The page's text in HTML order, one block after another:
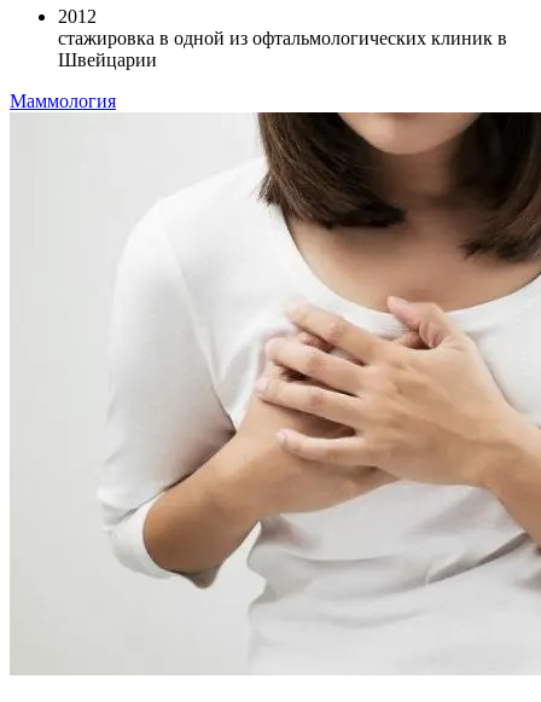
2012
стажировка в одной из офтальмологических клиник в
Швейцарии
Маммология